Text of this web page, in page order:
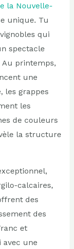
la Nouvelle-
unique. Tu
qui
spectacle
Au printemps,
une
les grappes
les
de couleurs
la structure
calcaires,
des
des
et
avec une